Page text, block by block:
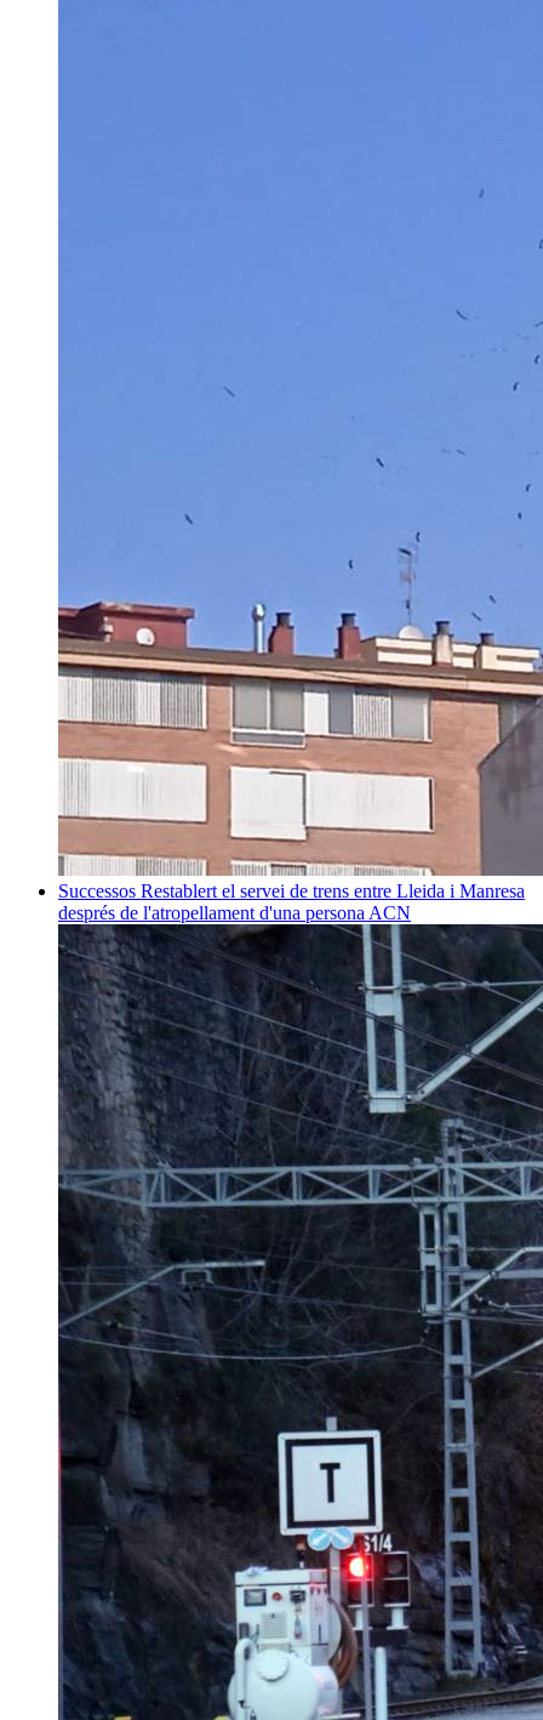
Successos Restablert el servei de trens entre Lleida i Manresa
després de l'atropellament d'una persona ACN